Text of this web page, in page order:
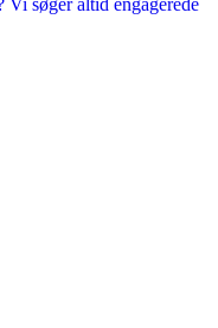
søger altid engagerede